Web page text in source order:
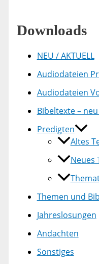
Downloads
NEU / AKTUELL
Audiodateien
Audiodateien
Bibeltexte –
Predigten
Altes
Neues
Themen und
Jahreslosungen
Andachten
Sonstiges